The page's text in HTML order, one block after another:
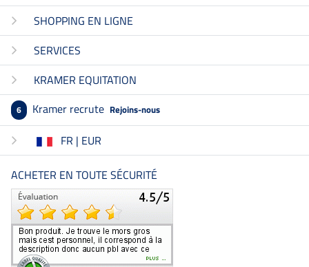
SHOPPING EN LIGNE
SERVICES
KRAMER EQUITATION
6 Kramer recrute Rejoins-nous
FR | EUR
ACHETER EN TOUTE SÉCURITÉ